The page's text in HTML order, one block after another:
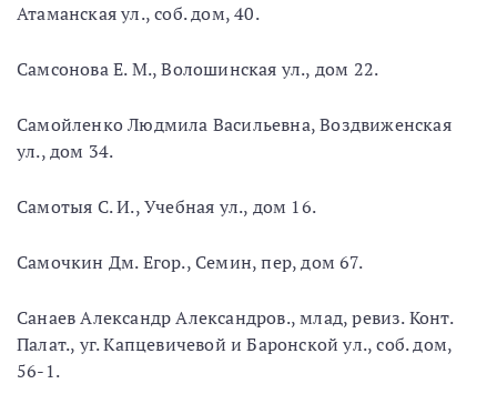
Атаманская ул., соб. дом, 40.
Самсонова Е. М., Волошинская ул., дом 22.
Самойленко Людмила Васильевна, Воздвиженская
ул., дом 34.
Самотыя С. И., Учебная ул., дом 16.
Самочкин Дм. Егор., Семин, пер, дом 67.
Санаев Александр Александров., млад, ревиз. Конт.
Палат., уг. Капцевичевой и Баронской ул., соб. дом,
56-1.